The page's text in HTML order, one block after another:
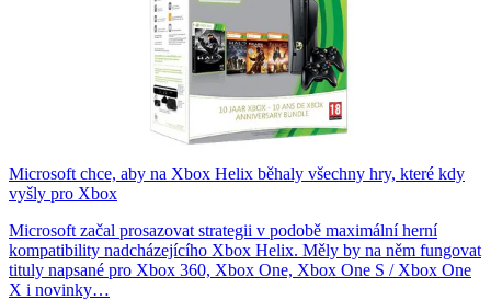
Microsoft chce, aby na Xbox Helix běhaly všechny hry, které kdy
vyšly pro Xbox
Microsoft začal prosazovat strategii v podobě maximální herní
kompatibility nadcházejícího Xbox Helix. Měly by na něm fungovat
tituly napsané pro Xbox 360, Xbox One, Xbox One S / Xbox One
X i novinky…